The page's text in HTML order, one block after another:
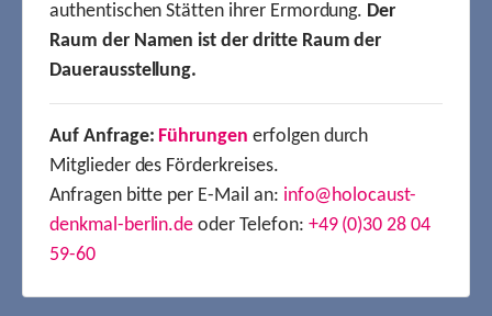
authentischen Stätten ihrer Ermordung. Der
Raum der Namen ist der dritte Raum der
Dauerausstellung.
Auf Anfrage: Führungen erfolgen durch
Mitglieder des Förderkreises.
Anfragen bitte per E-Mail an: info@holocaust-
denkmal-berlin.de oder Telefon: +49 (0)30 28 04
59-60